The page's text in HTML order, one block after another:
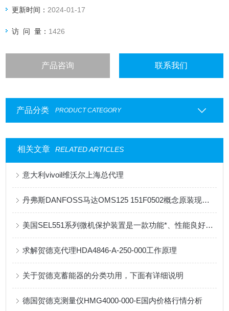
更新时间： 2024-01-17
访 问 量： 1426
产品咨询 联系我们
产品分类 PRODUCT CATEGORY
相关文章 RELATED ARTICLES
意大利vivoil维沃尔上海总代理
丹弗斯DANFOSS马达OMS125 151F0502概念原装现货供应
美国SEL551系列微机保护装置是一款功能*、性能良好的电力系统保护设备
求解贺德克代理HDA4846-A-250-000工作原理
关于贺德克蓄能器的分类功用，下面有详细说明
德国贺德克测量仪HMG4000-000-E国内价格行情分析